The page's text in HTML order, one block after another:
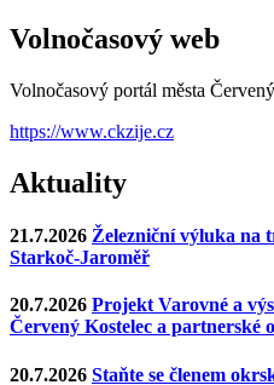
Volnočasový web
Volnočasový portál města
https://www.ckzije.cz
Aktuality
21.7.2026 Železniční výluka na
Starkoč-Jaroměř
20.7.2026 Projekt Varovné a
Červený Kostelec a partnerské
20.7.2026 Staňte se členem